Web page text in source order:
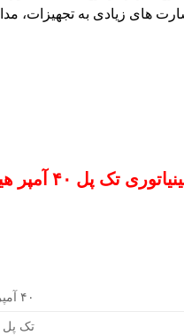
های زیادی به تجهیزات،
پل ۴۰ آمپر هیوندای
۴۰ آمپر
تک پل